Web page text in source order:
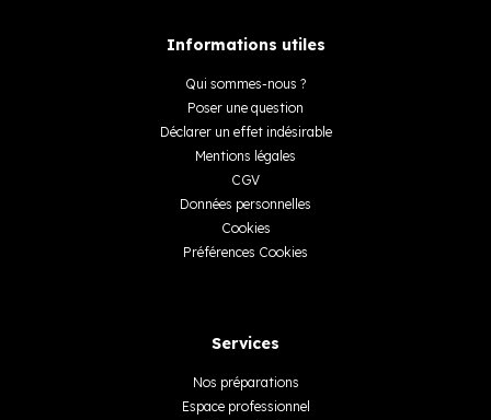
Informations utiles
Qui sommes-nous ?
Poser une question
Déclarer un effet indésirable
Mentions légales
CGV
Données personnelles
Cookies
Préférences Cookies
Services
Nos préparations
Espace professionnel